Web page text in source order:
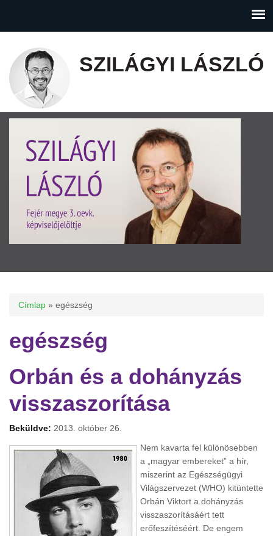
SZILÁGYI LÁSZLÓ
Jelenlegi hely
Címlap » egészség
egészség
Orbán és a dohányzás
visszaszorítása
Beküldve: 2013. október 26.
Nem kavarta fel különösebben
a „magyar embereket” a hír,
miszerint az Egészségügyi
Világszervezet (WHO) kitüntette
Orbán Viktort a dohányzás
visszaszorításáért tett
erőfeszítéséért. De engem